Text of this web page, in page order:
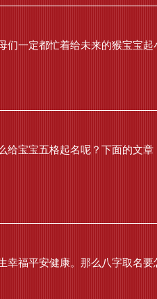
一定都忙着给未来的猴宝宝起
宝宝五格起名呢？下面的文
福平安健康。那么八字取名